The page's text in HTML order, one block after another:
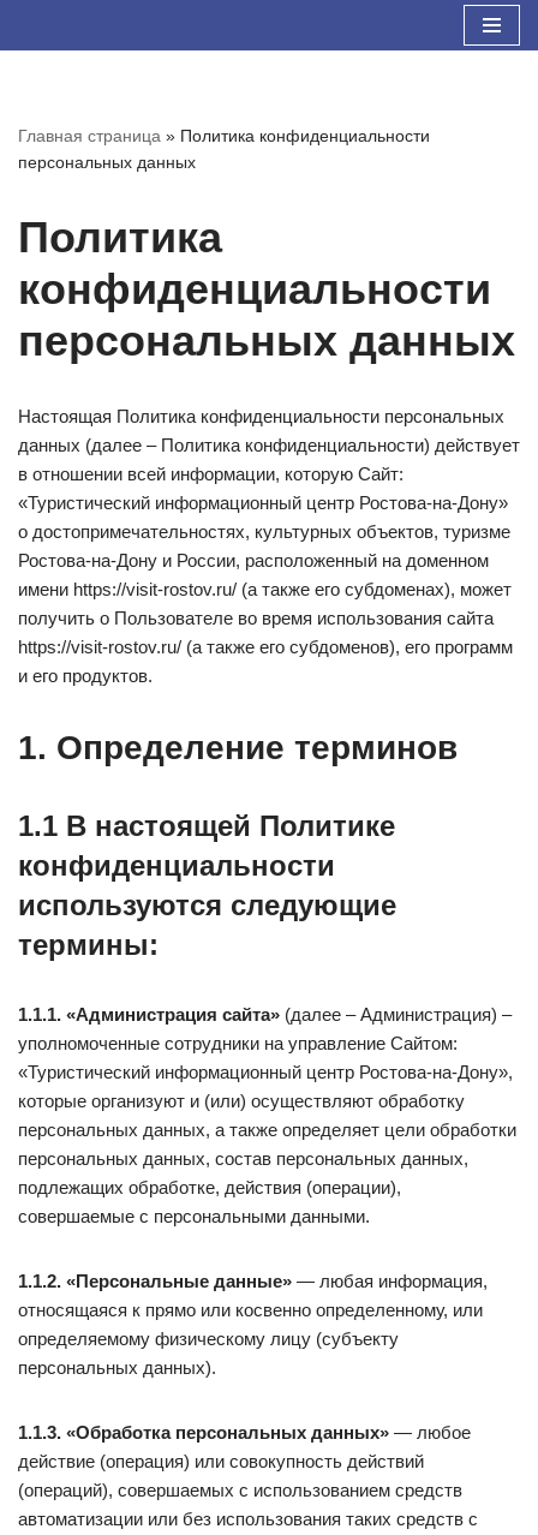
Главная страница » Политика конфиденциальности
персональных данных
Политика
конфиденциальности
персональных данных
Настоящая Политика конфиденциальности персональных
данных (далее – Политика конфиденциальности) действует
в отношении всей информации, которую Сайт:
«Туристический информационный центр Ростова-на-Дону»
о достопримечательностях, культурных объектов, туризме
Ростова-на-Дону и России, расположенный на доменном
имени https://visit-rostov.ru/ (а также его субдоменах), может
получить о Пользователе во время использования сайта
https://visit-rostov.ru/ (а также его субдоменов), его программ
и его продуктов.
1. Определение терминов
1.1 В настоящей Политике
конфиденциальности
используются следующие
термины:
1.1.1. «Администрация сайта» (далее – Администрация) –
уполномоченные сотрудники на управление Сайтом:
«Туристический информационный центр Ростова-на-Дону»,
которые организуют и (или) осуществляют обработку
персональных данных, а также определяет цели обработки
персональных данных, состав персональных данных,
подлежащих обработке, действия (операции),
совершаемые с персональными данными.
1.1.2. «Персональные данные» — любая информация,
относящаяся к прямо или косвенно определенному, или
определяемому физическому лицу (субъекту
персональных данных).
1.1.3. «Обработка персональных данных» — любое
действие (операция) или совокупность действий
(операций), совершаемых с использованием средств
автоматизации или без использования таких средств с